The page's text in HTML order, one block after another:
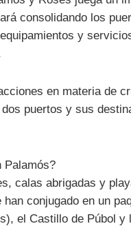
consolidando los
y
en materia de
puertos y sus
Palamós?
calas abrigadas y
conjugado en un
el Castillo de Púbol